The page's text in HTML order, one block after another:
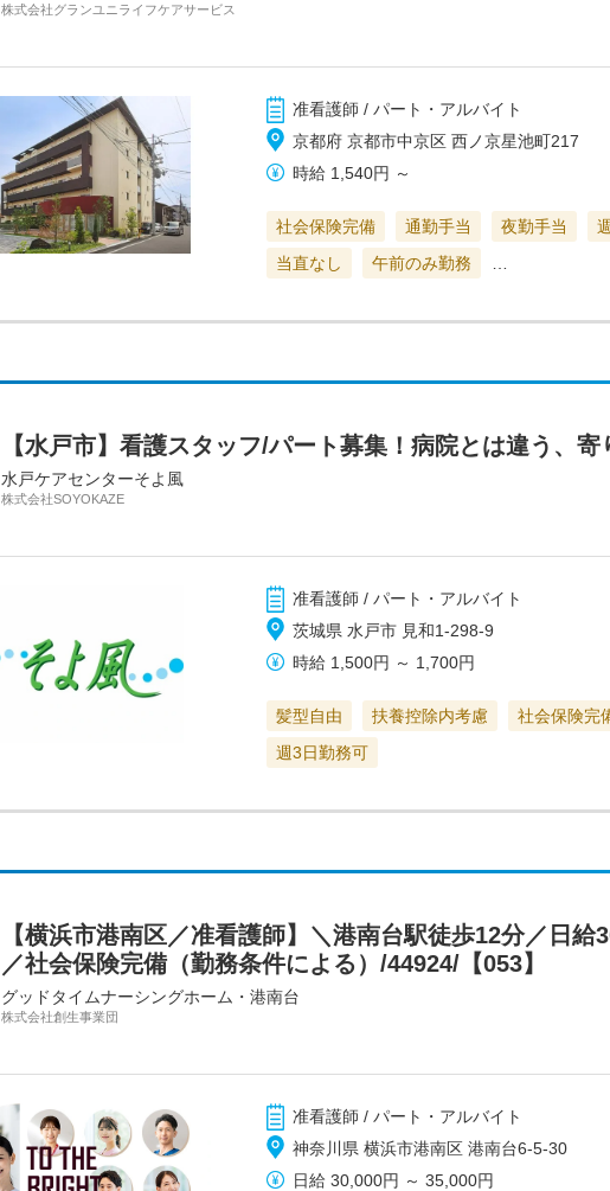
株式会社グランユニライフケアサービス
准看護師 / パート・アルバイト
京都府 京都市中京区 西ノ京星池町217
時給 1,540円 ～
社会保険完備 通勤手当 夜勤手当
当直なし
午前のみ勤務
【水戸市】看護スタッフ/パート募集！病院とは違う、
水戸ケアセンターそよ風
株式会社SOYOKAZE
准看護師 / パート・アルバイト
茨城県 水戸市 見和1-298-9
時給 1,500円 ～ 1,700円
髪型自由 扶養控除内考慮 社会保険完
週3日勤務可
【横浜市港南区／准看護師】＼港南台駅徒歩12分／日
／社会保険完備（勤務条件による）/44924/【053】
グッドタイムナーシングホーム・港南台
株式会社創生事業団
准看護師 / パート・アルバイト
神奈川県 横浜市港南区 港南台6-5-30
日給 30,000円 ～35,000円